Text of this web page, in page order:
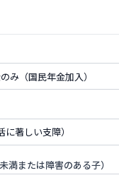
満または障害のある子）